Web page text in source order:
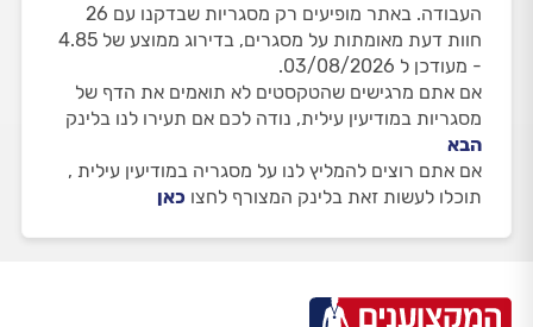
העבודה. באתר מופיעים רק מסגריות שבדקנו עם 26
חוות דעת מאומתות על מסגרים, בדירוג ממוצע של 4.85
- מעודכן ל 03/08/2026.
אם אתם מרגישים שהטקסטים לא תואמים את הדף של
מסגריות במודיעין עילית, נודה לכם אם תעירו לנו בלינק
הבא
אם אתם רוצים להמליץ לנו על מסגריה במודיעין עילית ,
תוכלו לעשות זאת בלינק המצורף לחצו כאן